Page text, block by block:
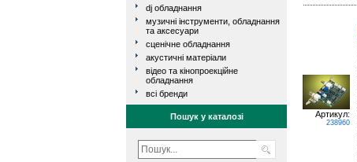
dj обладнання
музичні інструменти, обладнання
та аксесуари
сценічне обладнання
акустичні матеріали
відео та кінопроекційне
обладнання
всі бренди
Пошук у каталозі Артикул:
238960